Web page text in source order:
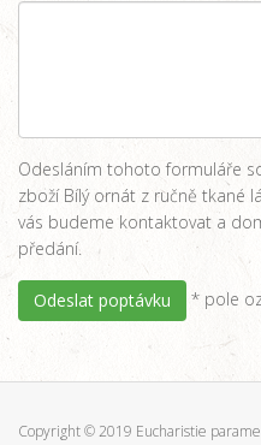
Odesláním tohoto formuláře
zboží Bílý ornát z ručně tkané
vás budeme kontaktovat a
předání.
Odeslat poptávku * pole
Copyright © 2019 Eucharistie